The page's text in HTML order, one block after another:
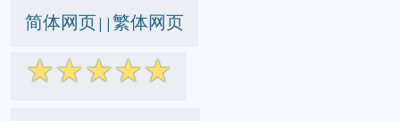
简体网页||繁体网页
☆☆☆☆☆